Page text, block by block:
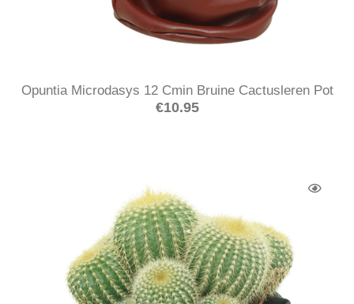
Opuntia Microdasys 12 Cmin Bruine Cactusleren Pot
€10.95